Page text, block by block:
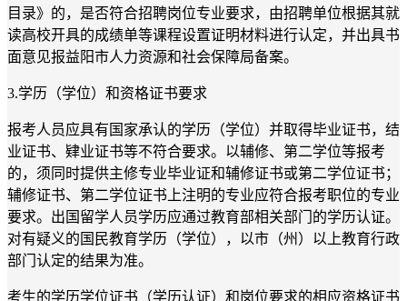
目录》的，是否符合招聘岗位专业要求，由招聘单位根据其就
读高校开具的成绩单等课程设置证明材料进行认定，并出具书
面意见报益阳市人力资源和社会保障局备案。
3.学历（学位）和资格证书要求
报考人员应具有国家承认的学历（学位）并取得毕业证书，结
业证书、肄业证书等不符合要求。以辅修、第二学位等报考
的，须同时提供主修专业毕业证和辅修证书或第二学位证书；
辅修证书、第二学位证书上注明的专业应符合报考职位的专业
要求。出国留学人员学历应通过教育部相关部门的学历认证。
对有疑义的国民教育学历（学位），以市（州）以上教育行政
部门认定的结果为准。
考生的学历学位证书（学历认证）和岗位要求的相应资格证书